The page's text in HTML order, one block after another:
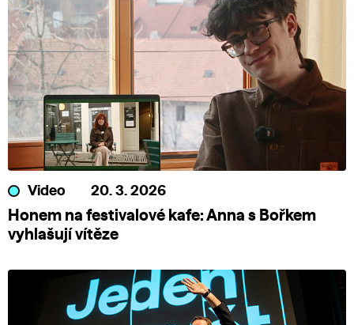
Video 20. 3. 2026
Honem na festivalové kafe: Anna s Bořkem
vyhlašují vítěze